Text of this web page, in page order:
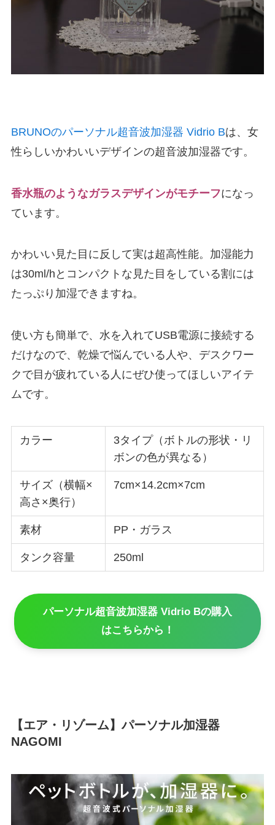
BRUNOのパーソナル超音波加湿器 Vidrio Bは、女
性らしいかわいいデザインの超音波加湿器です。
香水瓶のようなガラスデザインがモチーフになっ
ています。
かわいい見た目に反して実は超高性能。加湿能力
は30ml/hとコンパクトな見た目をしている割には
たっぷり加湿できますね。
使い方も簡単で、水を入れてUSB電源に接続する
だけなので、乾燥で悩んでいる人や、デスクワー
クで目が疲れている人にぜひ使ってほしいアイテ
ムです。
カラー
3タイプ（ボトルの形状・リ
ボンの色が異なる）
サイズ（横幅×
高さ×奥行）
7cm×14.2cm×7cm
素材 PP・ガラス
タンク容量 250ml
パーソナル超音波加湿器 Vidrio Bの購入
はこちらから！
【エア・リゾーム】パーソナル加湿器
NAGOMI